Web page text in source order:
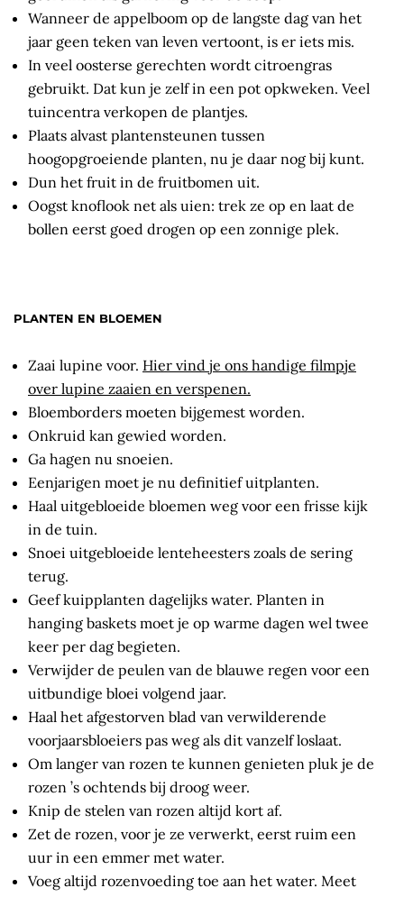
Wanneer de appelboom op de langste dag van het
jaar geen teken van leven vertoont, is er iets mis.
In veel oosterse gerechten wordt citroengras
gebruikt. Dat kun je zelf in een pot opkweken. Veel
tuincentra verkopen de plantjes.
Plaats alvast plantensteunen tussen
hoogopgroeiende planten, nu je daar nog bij kunt.
Dun het fruit in de fruitbomen uit.
Oogst knoflook net als uien: trek ze op en laat de
bollen eerst goed drogen op een zonnige plek.
PLANTEN EN BLOEMEN
Zaai lupine voor. Hier vind je ons handige filmpje
over lupine zaaien en verspenen.
Bloemborders moeten bijgemest worden.
Onkruid kan gewied worden.
Ga hagen nu snoeien.
Eenjarigen moet je nu definitief uitplanten.
Haal uitgebloeide bloemen weg voor een frisse kijk
in de tuin.
Snoei uitgebloeide lenteheesters zoals de sering
terug.
Geef kuipplanten dagelijks water. Planten in
hanging baskets moet je op warme dagen wel twee
keer per dag begieten.
Verwijder de peulen van de blauwe regen voor een
uitbundige bloei volgend jaar.
Haal het afgestorven blad van verwilderende
voorjaarsbloeiers pas weg als dit vanzelf loslaat.
Om langer van rozen te kunnen genieten pluk je de
rozen ’s ochtends bij droog weer.
Knip de stelen van rozen altijd kort af.
Zet de rozen, voor je ze verwerkt, eerst ruim een
uur in een emmer met water.
Voeg altijd rozenvoeding toe aan het water. Meet